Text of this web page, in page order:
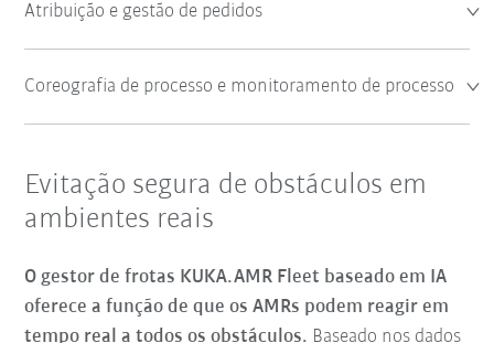
Atribuição e gestão de pedidos
Coreografia de processo e monitoramento de processo
Evitação segura de obstáculos em
ambientes reais
O gestor de frotas KUKA.AMR Fleet baseado em IA
oferece a função de que os AMRs podem reagir em
tempo real a todos os obstáculos. Baseado nos dados